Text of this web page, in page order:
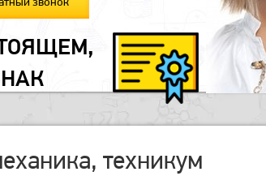
техникум